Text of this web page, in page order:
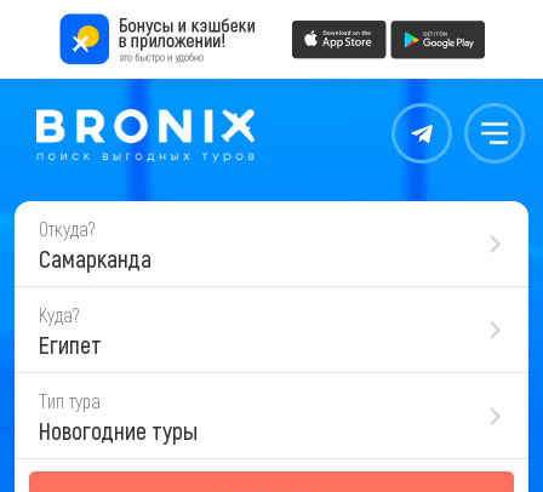
Контакты Меню
Откуда?
Самарканда
Куда?
Египет
Тип тура
Новогодние туры